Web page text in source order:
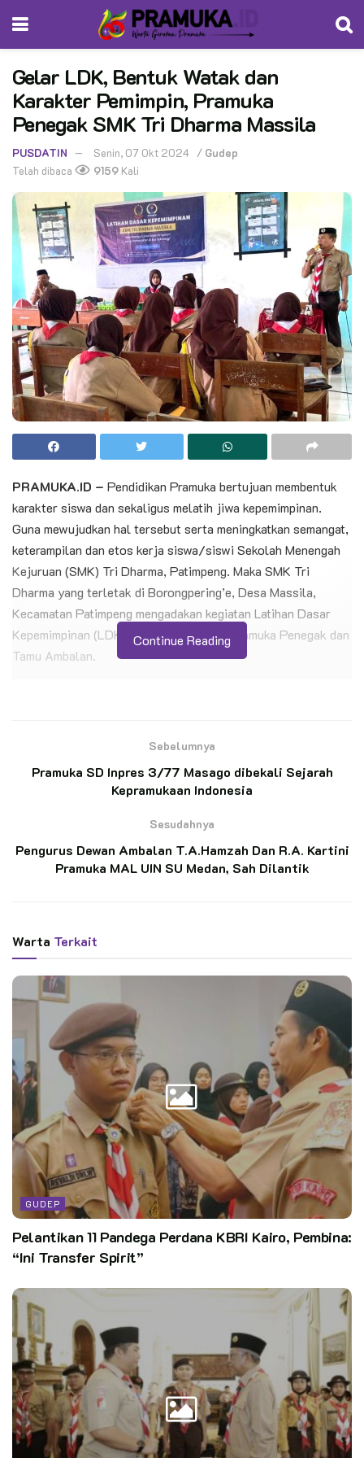
Gelar LDK, Bentuk Watak dan
Karakter Pemimpin, Pramuka
Penegak SMK Tri Dharma Massila
PUSDATIN Senin, 07 Okt 2024 / Gudep
Telah dibaca
9159 Kali
PRAMUKA.ID – Pendidikan Pramuka bertujuan membentuk
karakter siswa dan sekaligus melatih jiwa kepemimpinan.
Guna mewujudkan hal tersebut serta meningkatkan semangat,
keterampilan dan etos kerja siswa/siswi Sekolah Menengah
Kejuruan (SMK) Tri Dharma, Patimpeng. Maka SMK Tri
Dharma yang terletak di Borongpering’e, Desa Massila,
Kecamatan Patimpeng mengadakan kegiatan Latihan Dasar
Kepemimpinan (LDK) bagi para anggota Pramuka Penegak dan
Tamu Ambalan.
Kegiatan LDK tersebut dilaksanakan selama 2 hari, yaitu
bertempat di SMK Tri Dharma, Patimpeng. Di hari pertama,
(Sabtu, 05/10/2024) kegiatan diawali dengan pembukaan
oleh Kepala Sekolah SMK Tri Dharma, Abdul Muis, SPd, MPd
Pelantikan 11 Pandega Perdana KBRI Kairo,
Momen Bersejarah: Gudep KBRI Kairo Lepas
Kontingen Perdana untuk Jamnas XII 2026
Hadir dalam LDK tersebut Ketua Kwarran Patimpeng, Guru-
guru dan pembina SMK Tri Dharma, Ketua Mabisaka
Tarunabumi Patimpeng, para pemateri LDK yaitu kak Darwis,
SPd, kak Rahmahsinar, SPd, MPd, kak Anna Mariana, SPd dan
kak A.Aswar, SPd.
Kakak A. Lukman, SPd selaku Ketua Kwarran Patimpeng
dalam sambutannya menyampaikan terimakasih atas inisiatif
penyelenggaraan LDK oleh Gugus depan 11.17.047-11.17.048
yang berpangkalan di SMK Tri Dharma, Patimpeng. Beliau pun
memberikan tips dan motivasi kepemimpinan dihadapan siswa-
siswi Pramuka peserta LDK.
Selain materi tentang kepemimpinan. Para peserta juga
Continue Reading
Sebelumnya
Pramuka SD Inpres 3/77 Masago dibekali Sejarah
Kepramukaan Indonesia
Sesudahnya
Pengurus Dewan Ambalan T.A.Hamzah Dan R.A. Kartini
Pramuka MAL UIN SU Medan, Sah Dilantik
Warta Terkait
GUDEP
Pelantikan 11 Pandega Perdana KBRI Kairo, Pembina:
“Ini Transfer Spirit”